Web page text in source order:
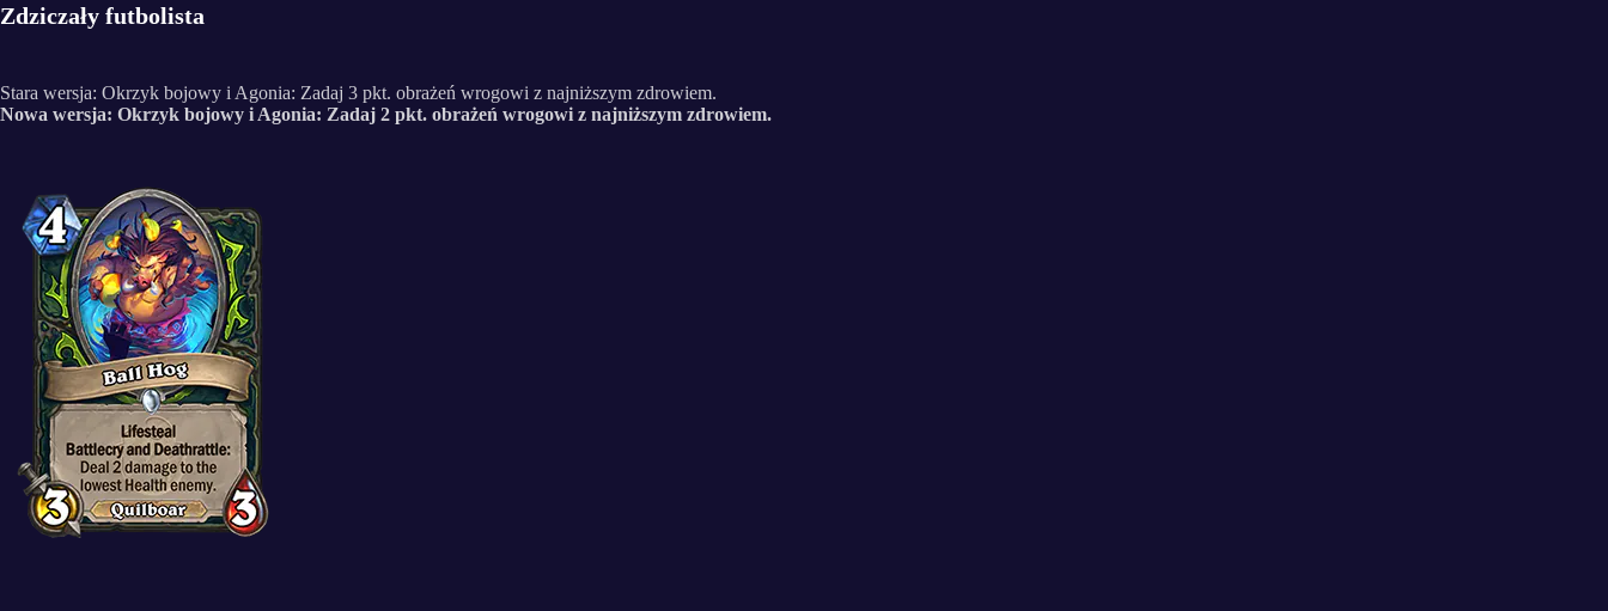
Zdziczały futbolista
Stara wersja: Okrzyk bojowy i Agonia: Zadaj 3 pkt. obrażeń wrogowi z najniższym zdrowiem.
Nowa wersja: Okrzyk bojowy i Agonia: Zadaj 2 pkt. obrażeń wrogowi z najniższym zdrowiem.